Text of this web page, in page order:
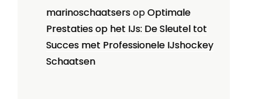
marinoschaatsersopOptimale
Prestaties op het IJs: De Sleutel tot
Succes met Professionele IJshockey
Schaatsen